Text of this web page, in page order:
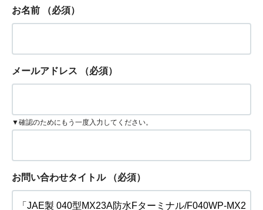
お名前 （必須）
メールアドレス （必須）
▼確認のためにもう一度入力してください。
お問い合わせタイトル （必須）